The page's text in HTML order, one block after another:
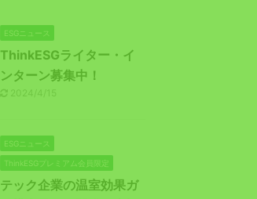
ESGニュース
ThinkESGライター・イ
ンターン募集中！
ESGニュース
ThinkESGプレミアム会員限定
テック企業の温室効果ガ